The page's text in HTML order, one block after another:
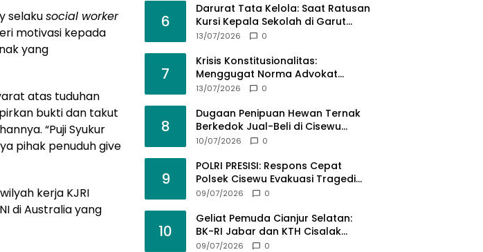
selakusocial worker
motivasi kepada
yang
atas tuduhan
bukti dan takut
“Puji Syukur
pihak penuduh give
kerja KJRI
di Australia yang
6
Darurat Tata Kelola: Saat Ratusan
Kursi Kepala Sekolah di Garut
“Dibiarkan Kosong” di Tengah
13/07/2026 0
7
Krisis Konstitusionalitas:
Menggugat Norma Advokat
dalam KUHAP Nomor 20 Tahun
Bermartabat
13/07/2026 0
8
Dugaan Penipuan Hewan Ternak
Berkedok Jual-Beli di Cisewu
Garut: Ratusan Juta Rupiah Raib,
Tangan
10/07/2026 0
9
POLRI PRESISI: Respons Cepat
Polsek Cisewu Evakuasi Tragedi
Gantung Diri, Kedepankan
Demi Jaga Marwah Negara
09/07/2026 0
10
Geliat Pemuda Cianjur Selatan:
BK-RI Jabar dan KTH Cisalak
Cidaun Dobrak Potensi Wisata
09/07/2026 0